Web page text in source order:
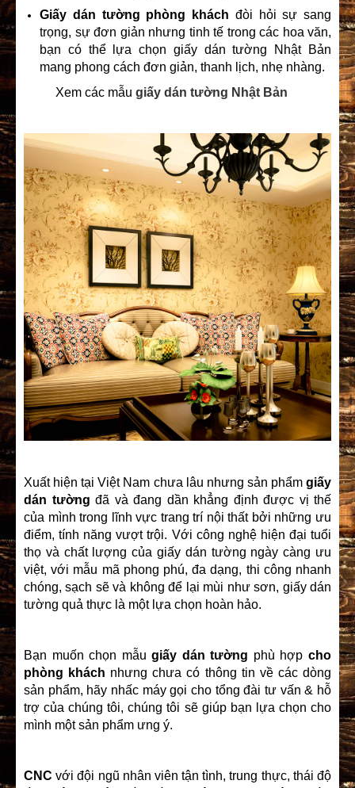
Giấy dán tường phòng khách đòi hỏi sự sang
trọng, sự đơn giản nhưng tinh tế trong các hoa văn,
bạn có thể lựa chọn giấy dán tường Nhật Bản
mang phong cách đơn giản, thanh lịch, nhẹ nhàng.
Xem các mẫu giấy dán tường Nhật Bản
Xuất hiện tại Việt Nam chưa lâu nhưng sản phẩm giấy
dán tường đã và đang dần khẳng định được vị thế
của mình trong lĩnh vực trang trí nội thất bởi những ưu
điểm, tính năng vượt trội. Với công nghệ hiện đại tuổi
thọ và chất lượng của giấy dán tường ngày càng ưu
việt, với mẫu mã phong phú, đa dạng, thi công nhanh
chóng, sạch sẽ và không để lại mùi như sơn, giấy dán
tường quả thực là một lựa chọn hoàn hảo.
Bạn muốn chọn mẫugiấy dán tường phù hợpcho
phòng khách nhưng chưa có thông tin về các dòng
sản phẩm, hãy nhấc máy gọi cho tổng đài tư vấn & hỗ
trợ của chúng tôi, chúng tôi sẽ giúp bạn lựa chọn cho
mình một sản phẩm ưng ý.
CNC với đội ngũ nhân viên tận tình, trung thực, thái độ